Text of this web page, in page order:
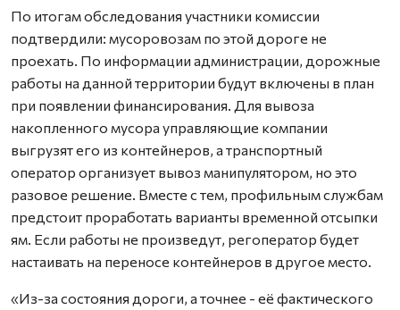
По итогам обследования участники комиссии
подтвердили: мусоровозам по этой дороге не
проехать. По информации администрации, дорожные
работы на данной территории будут включены в план
при появлении финансирования. Для вывоза
накопленного мусора управляющие компании
выгрузят его из контейнеров, а транспортный
оператор организует вывоз манипулятором, но это
разовое решение. Вместе с тем, профильным службам
предстоит проработать варианты временной отсыпки
ям. Если работы не произведут, регоператор будет
настаивать на переносе контейнеров в другое место.
«Из-за состояния дороги, а точнее - её фактического